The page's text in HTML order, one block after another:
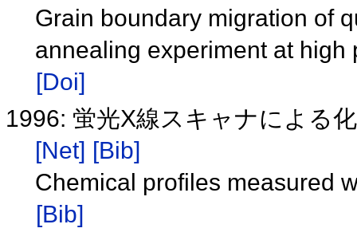
Grain boundary migration of
annealing experiment at
[Doi]
1996: 蛍光X線スキャナによる
[Net] [Bib]
Chemical profiles measured
[Bib]